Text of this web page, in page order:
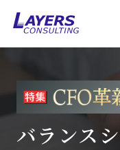
バランス